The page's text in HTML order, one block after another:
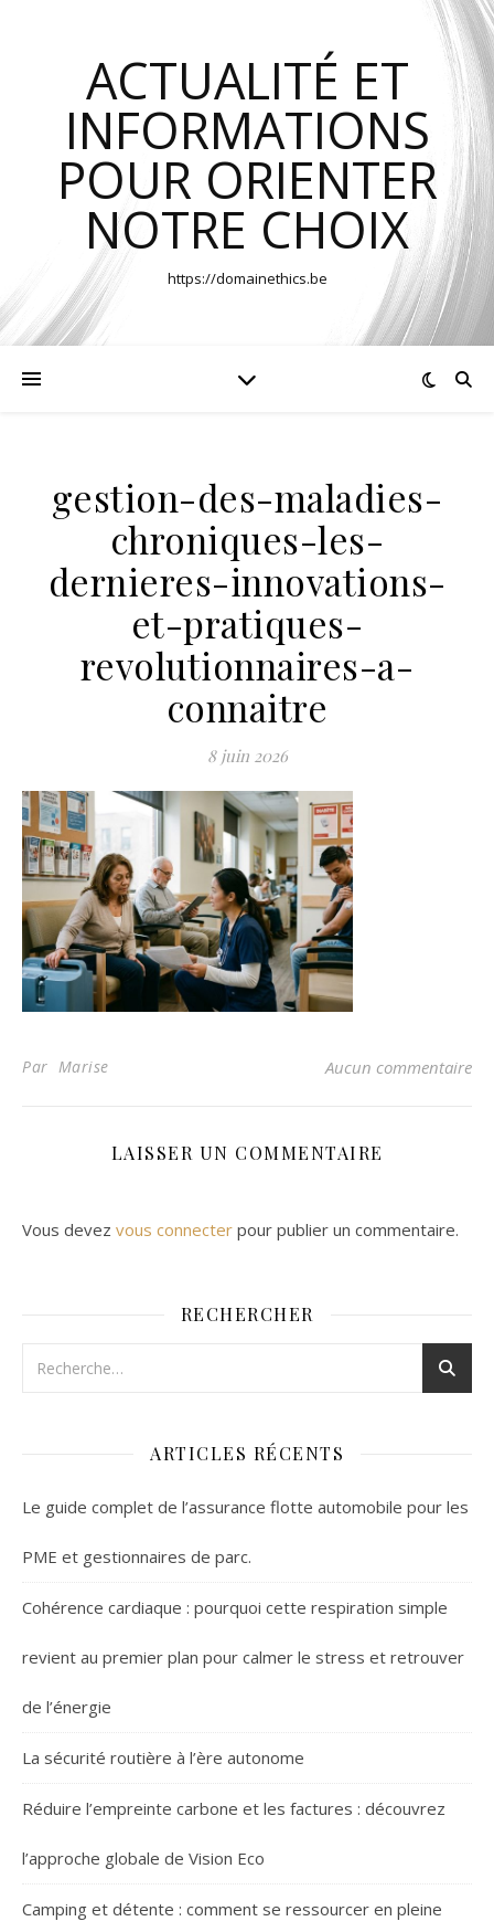
ACTUALITÉ ET
INFORMATIONS
POUR ORIENTER
NOTRE CHOIX
https://domainethics.be
gestion-des-maladies-
chroniques-les-
dernieres-innovations-
et-pratiques-
revolutionnaires-a-
connaitre
8 juin 2026
Par Marise Aucun commentaire
LAISSER UN COMMENTAIRE
Vous devez vous connecter pour publier un commentaire.
RECHERCHER
ARTICLES RÉCENTS
Le guide complet de l’assurance flotte automobile pour les
PME et gestionnaires de parc.
Cohérence cardiaque : pourquoi cette respiration simple
revient au premier plan pour calmer le stress et retrouver
de l’énergie
La sécurité routière à l’ère autonome
Réduire l’empreinte carbone et les factures : découvrez
l’approche globale de Vision Eco
Camping et détente : comment se ressourcer en pleine